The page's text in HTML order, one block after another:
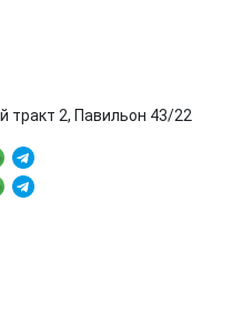
тракт 2, Павильон 43/22